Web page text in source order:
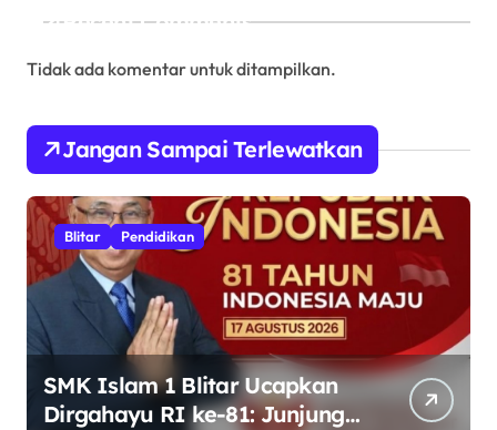
Recent Comments
Tidak ada komentar untuk ditampilkan.
Jangan Sampai Terlewatkan
Blitar Pendidikan
SMK Islam 1 Blitar Ucapkan
Dirgahayu RI ke-81: Junjung